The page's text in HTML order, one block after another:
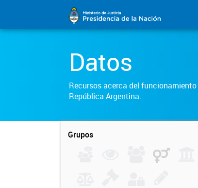
Datos
Recursos acerca del
República Argentina.
Grupos